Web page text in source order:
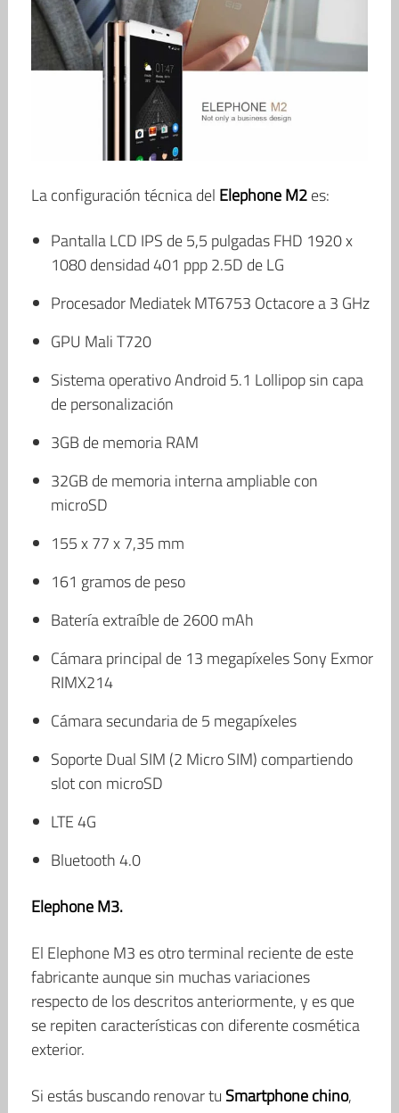
La configuración técnica del Elephone M2es:
Pantalla LCD IPS de 5,5 pulgadas FHD 1920 x
1080 densidad 401 ppp 2.5D de LG
Procesador Mediatek MT6753 Octacore a 3 GHz
GPU Mali T720
Sistema operativo Android 5.1 Lollipop sin capa
de personalización
3GB de memoria RAM
32GB de memoria interna ampliable con
microSD
155 x 77 x 7,35 mm
161 gramos de peso
Batería extraíble de 2600 mAh
Cámara principal de 13 megapíxeles Sony Exmor
RIMX214
Cámara secundaria de 5 megapíxeles
Soporte Dual SIM (2 Micro SIM) compartiendo
slot con microSD
LTE 4G
Bluetooth 4.0
Elephone M3.
El Elephone M3 es otro terminal reciente de este
fabricante aunque sin muchas variaciones
respecto de los descritos anteriormente, y es que
se repiten características con diferente cosmética
exterior.
Si estás buscando renovar tu Smartphone chino,